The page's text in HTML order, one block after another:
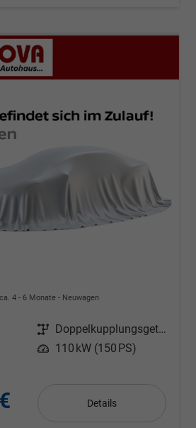
4 - 6 Monate Neuwagen
Getriebe
Doppelkupplungsgetriebe (DSG)
Leistung 110 kW (150 PS)
Details